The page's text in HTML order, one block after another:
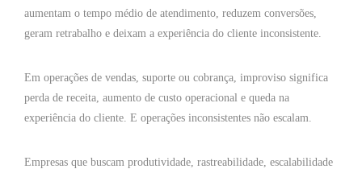
aumentam o tempo médio de atendimento, reduzem conversões,
geram retrabalho e deixam a experiência do cliente inconsistente.
Em operações de vendas, suporte ou cobrança, improviso significa
perda de receita, aumento de custo operacional e queda na
experiência do cliente. E operações inconsistentes não escalam.
Empresas que buscam produtividade, rastreabilidade, escalabilidade